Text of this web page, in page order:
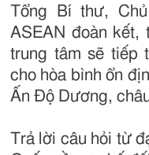
Tổng Bí thư,
ASEAN đoàn
trung tâm sẽ tiếp
cho hòa bình ổn
Ấn Độ Dương,
Trả lời câu hỏi từ